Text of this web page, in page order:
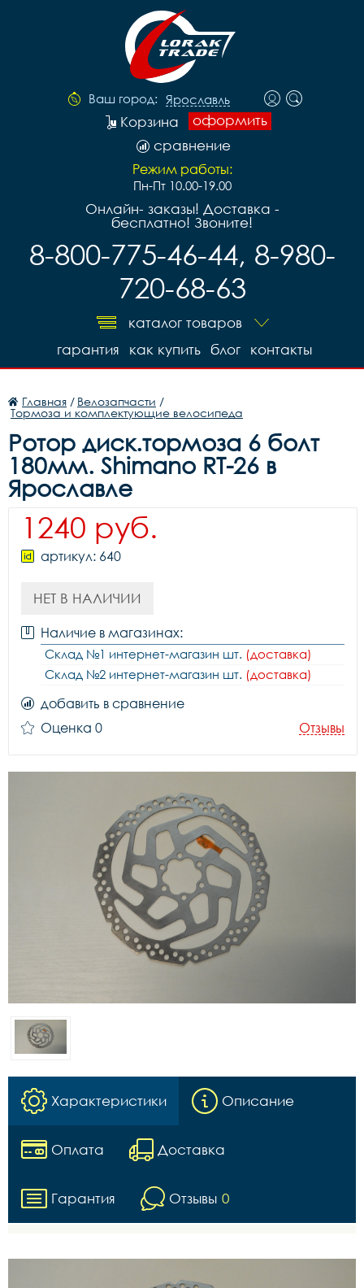
Ваш город: Ярославль
оформить
Корзина
сравнение
Режим работы:
Пн-Пт 10.00-19.00
Онлайн- заказы! Доставка -
бесплатно! Звоните!
8-800-775-46-44, 8-980-
720-68-63
каталог товаров
контакты
блог
как купить
гарантия
Главная / Велозапчасти /
Тормоза и комплектующие велосипеда
Ротор диск.тормоза 6 болт
180мм. Shimano RT-26 в
Ярославле
1240 руб.
артикул: 640
НЕТ В НАЛИЧИИ
Наличие в магазинах:
Склад №1 интернет-магазин шт. (доставка)
Склад №2 интернет-магазин шт. (доставка)
добавить в сравнение
Оценка 0
Отзывы
Характеристики Описание
Оплата Доставка
Гарантия Отзывы 0